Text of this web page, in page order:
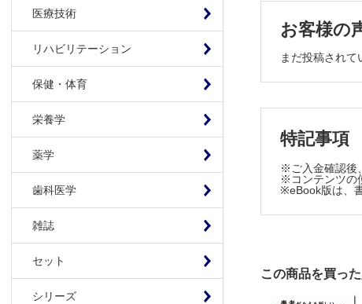
医療技術
リハビリテーション
保健・体育
栄養学
薬学
歯科医学
雑誌
セット
シリーズ
お客様の
まだ投稿されて
特記事項
※ご入金確認後
※コンテンツの
※eBook版は、
この商品を買っ